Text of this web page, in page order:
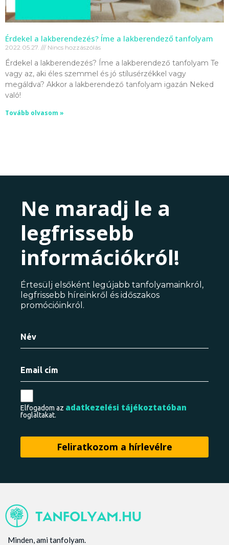
Érdekel a lakberendezés? Íme a lakberendező tanfolyam
2022.05.27. Nincs hozzászólás
Érdekel a lakberendezés? Íme a lakberendező tanfolyam Te
vagy az, aki éles szemmel és jó stílusérzékkel vagy
megáldva? Akkor a lakberendező tanfolyam igazán Neked
való!
Tovább olvasom »
Ne maradj le a
legfrissebb
információkról!
Értesülj elsőként legújabb tanfolyamainkról,
legfrissebb híreinkről és időszakos
promócióinkról.
Elfogadom az adatkezelési tájékoztatóban
foglaltakat.
Minden, ami tanfolyam.